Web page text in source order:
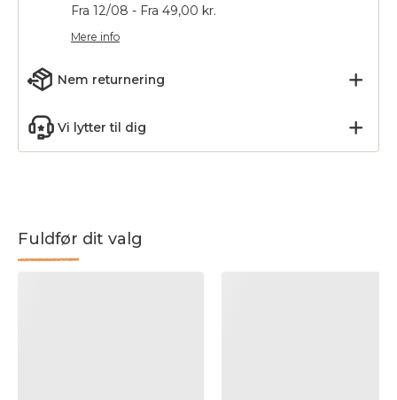
Fra 12/08 - Fra 49,00 kr.
Mere info
Nem returnering
Vi lytter til dig
Fuldfør dit valg